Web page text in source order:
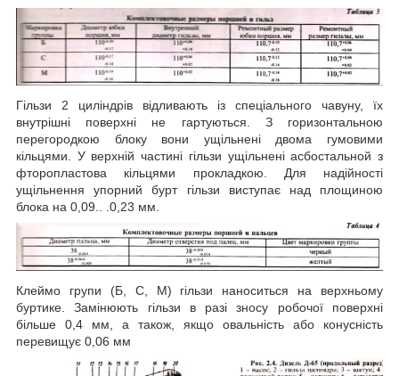
Гільзи 2 циліндрів відливають із спеціального чавуну, їх
внутрішні поверхні не гартуються. З горизонтальною
перегородкою блоку вони ущільнені двома гумовими
кільцями. У верхній частині гільзи ущільнені асбостальной з
фторопластова кільцями прокладкою. Для надійності
ущільнення упорний бурт гільзи виступає над площиною
блока на 0,09.. .0,23 мм.
Клеймо групи (Б, С, М) гільзи наноситься на верхньому
буртике. Замінюють гільзи в разі зносу робочої поверхні
більше 0,4 мм, а також, якщо овальність або конусність
перевищує 0,06 мм